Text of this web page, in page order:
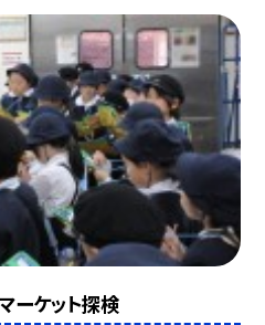
ーケット探検